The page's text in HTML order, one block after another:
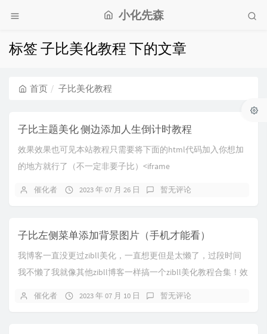
小化先森
标签 子比美化教程 下的文章
首页 子比美化教程
子比主题美化 侧边添加人生倒计时教程
效果效果也可见本站教程只需要将下面的html代码加入你想加
的地方就行了（不一定非要子比）<iframe
催化者 2023 年 07 月 26 日 暂无评论
子比左侧菜单添加背景图片（手机才能看）
我博客一直没更过zibll美化，一直想更但是太懒了，过段时间
我不懒了我就像其他zibll博客一样搞一个zibll美化教程合集！效
催化者 2023 年 07 月 10 日 暂无评论